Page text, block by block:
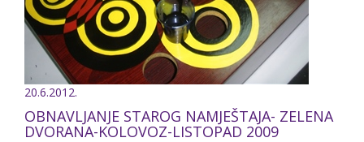
20.6.2012.
OBNAVLJANJE STAROG NAMJEŠTAJA- ZELENA
DVORANA-KOLOVOZ-LISTOPAD 2009